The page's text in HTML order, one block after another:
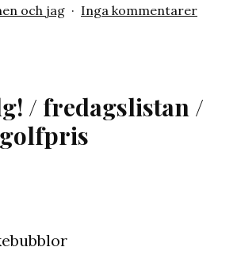
och jag Inga kommentarertill
/ fredagslistan /
golfpris